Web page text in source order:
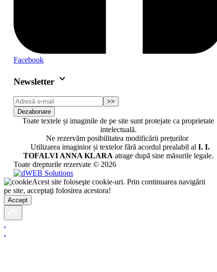
Facebook
Newsletter keyboard_arrow_down
>>
Dezabonare
Toate textele și imaginile de pe site sunt protejate ca proprietate
intelectuală.
Ne rezervăm posibilitatea modificării prețurilor
Utilizarea imaginior și textelor fără acordul prealabil al I. I.
TOFALVI ANNA KLARA atrage după sine măsurile legale.
Toate drepturile rezervate © 2026
Acest site foloseşte cookie-uri. Prin continuarea navigării
pe site, acceptaţi folosirea acestora!
Accept
.
.